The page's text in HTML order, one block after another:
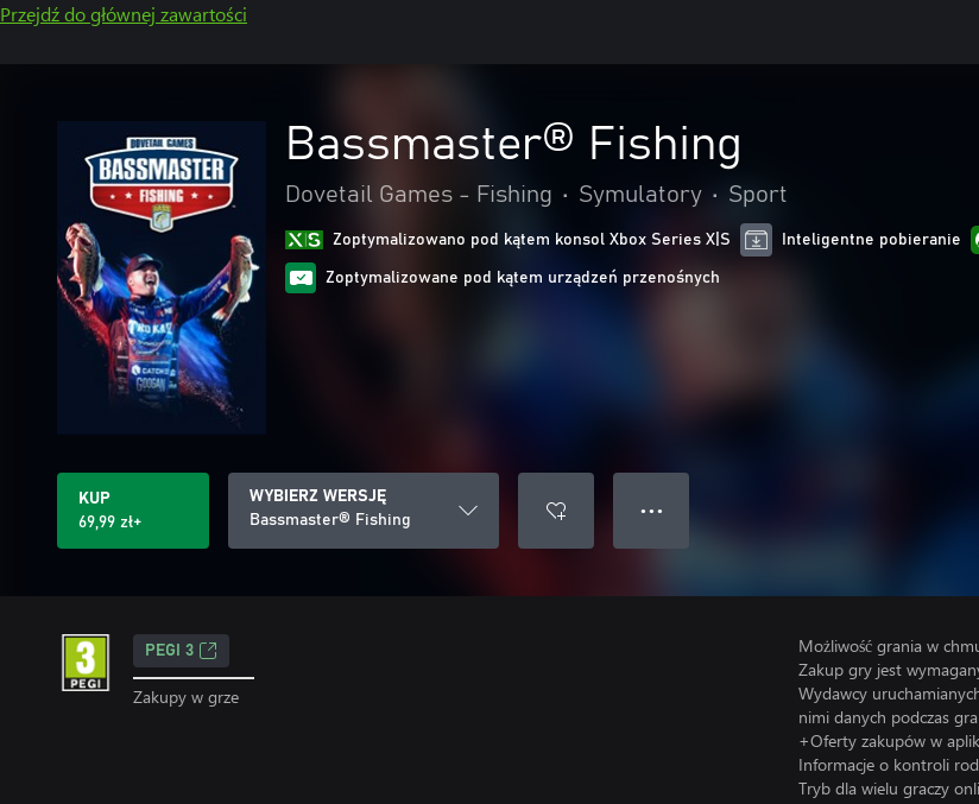
Przejdź do głównej zawartości
Bassmaster® Fishing
Dovetail Games - Fishing • Symulatory • Sport
Zoptymalizowano pod kątem konsol Xbox Series X|S Inteligentne pobieranie
Zoptymalizowane pod kątem urządzeń przenośnych
KUP
69,99 zł+
WYBIERZ WERSJĘ
Bassmaster® Fishing
● ● ●
PEGI 3
Zakupy w grze
Możliwość grania w
Zakup gry jest
Wydawcy
nimi danych podczas
+Oferty zakupów w
Informacje o kontroli
Tryb dla wielu graczy